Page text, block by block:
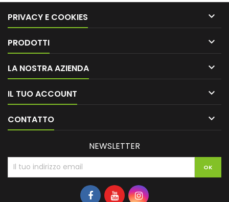
PRIVACY E COOKIES 
PRODOTTI 
LA NOSTRA AZIENDA 
IL TUO ACCOUNT 
CONTATTO 
NEWSLETTER